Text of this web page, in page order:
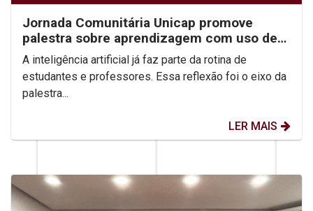
Jornada Comunitária Unicap promove
palestra sobre aprendizagem com uso de
IA
A inteligência artificial já faz parte da rotina de
estudantes e professores. Essa reflexão foi o eixo da
palestra...
LER MAIS